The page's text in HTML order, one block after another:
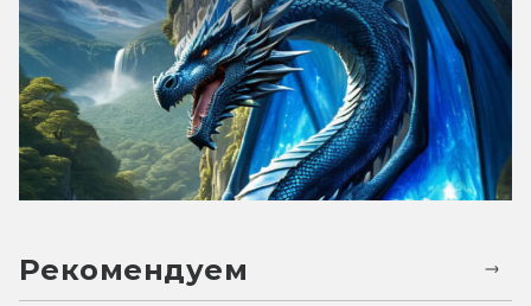
Рекомендуем